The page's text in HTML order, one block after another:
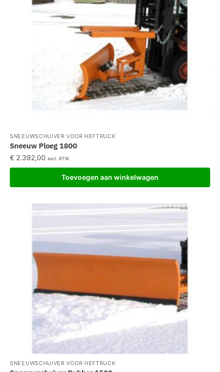
SNEEUWSCHUIVER VOOR HEFTRUCK
Sneeuw Ploeg 1800
€ 2.392,00 excl. BTW
Toevoegen aan winkelwagen
SNEEUWSCHUIVER VOOR HEFTRUCK